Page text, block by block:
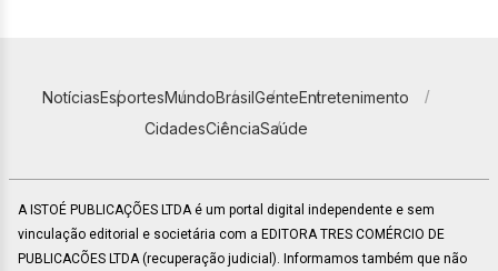
NotíciasEsportesMundoBrasilGenteEntretenimento
CidadesCiênciaSaúde
A ISTOÉ PUBLICAÇÕES LTDA é um portal digital independente e sem
vinculação editorial e societária com a EDITORA TRES COMÉRCIO DE
PUBLICACÕES LTDA (recuperação judicial). Informamos também que não